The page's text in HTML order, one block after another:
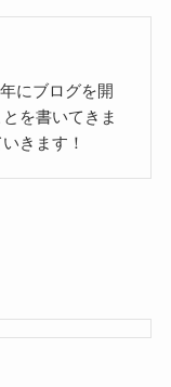
にブログを開
を書いてきま
きます！